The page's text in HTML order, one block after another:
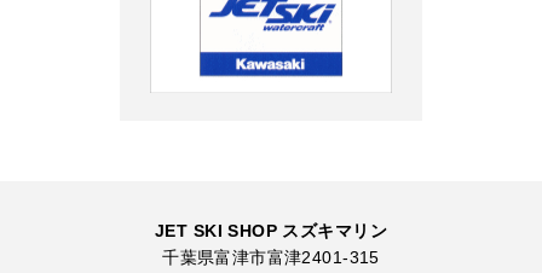
JET SKI SHOP スズキマリン
千葉県富津市富津2401-315